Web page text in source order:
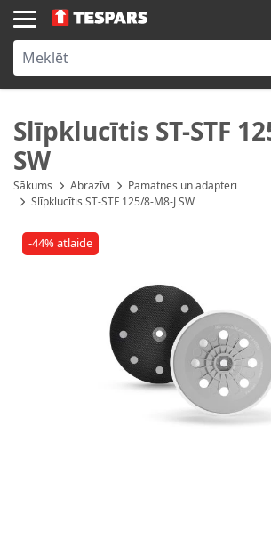
Skip to Content
Slīpklucītis ST-STF
SW
Sākums Abrazīvi
Pamatnes un adapteri
Slīpklucītis ST-STF 125/8-M8-J SW
-44% atlaide